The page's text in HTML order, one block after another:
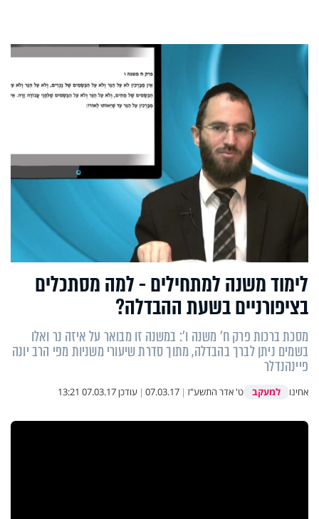
לימוד משנה למתחילים - למה מסתכלים
בציפורניים בשעת ההבדלה?
מסכת ברכות פרק ח' משנה ו': במשנה זו מבואר על איזה נר ואלו
בשמים ניתן לברך בהבדלה, מתוך סדרת שיעורי משניות מפי הרב יונה
פיינהנדלר
אחינו למעקב ט' אדר התשע"ז |
07.03.17
| עודכן07.03.17 13:21